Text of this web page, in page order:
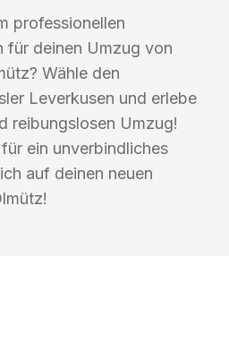
professionellen
für deinen Umzug von
Wähle den
Leverkusen und erlebe
reibungslosen Umzug!
ein unverbindliches
auf deinen neuen